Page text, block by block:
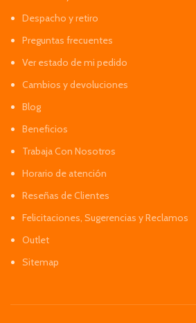
Despacho y retiro
Preguntas frecuentes
Ver estado de mi pedido
Cambios y devoluciones
Blog
Beneficios
Trabaja Con Nosotros
Horario de atención
Reseñas de Clientes
Felicitaciones, Sugerencias y Reclamos
Outlet
Sitemap